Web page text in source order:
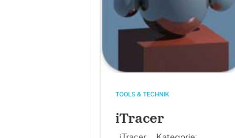
TOOLS & TECHNIK
iTracer